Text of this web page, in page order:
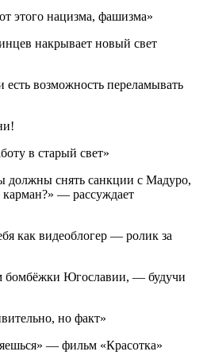
этого нацизма, фашизма»
накрывает новый свет
возможность переламывать
в старый свет»
снять санкции с Мадуро,
— рассуждает
как видеоблогер — ролик за
бомбёжки Югославии, — будучи
но факт»
— фильм «Красотка»